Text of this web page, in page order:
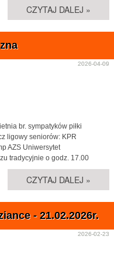
CZYTAJ DALEJ »
2026-04-09
br. sympatyków piłki
ligowy seniorów: KPR
AZS Uniwersytet
tradycyjnie o godz. 17.00
CZYTAJ DALEJ »
- 21.02.2026r.
2026-02-23